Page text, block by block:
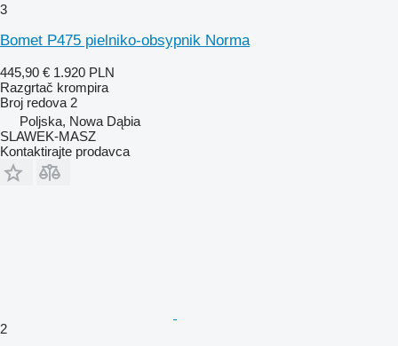
3
Bomet P475 pielniko-obsypnik Norma
445,90 € 1.920 PLN
Razgrtač krompira
Broj redova 2
Poljska, Nowa Dąbia
SLAWEK-MASZ
Kontaktirajte prodavca
2